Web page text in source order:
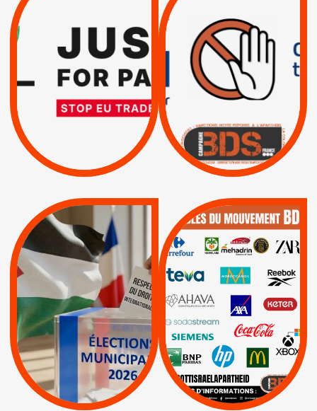
SUSPENSION
TOTALE DE
L’ACCORD
D’ASSOCIATION UE-
ISRAËL
| Pétitions
INTERNATIONAL ?
TRUMP, MACRON :
MÊME COMBAT
| Actus |
| Boycott militaire |
Lettres d'interpellation
MUNICIPALES 2026 :
JE VOTE POUR LE
RESPECT DU DROIT
INTERNATIONAL EN
PALESTINE
APPELS | Actus |
Espaces Sans
Apartheid
| Lettres d'interpellation
QUE BOYCOTTER ?
BOYCOTT /
AXA BNP | CAF |
Carrefour | HP |
Keter |
Livres et brochures |
Mehadrin | PUMA
Sodastream |
Visuels, tracts,
affiches,...